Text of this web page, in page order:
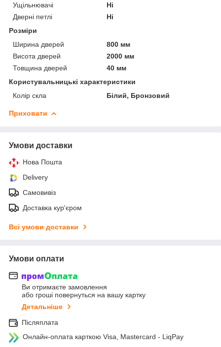
Ущільнювачі
Ні
Дверні петлі
Ні
Розміри
Ширина дверей
800 мм
Висота дверей
2000 мм
Товщина дверей
40 мм
Користувальницькі характеристики
Колір скла
Білий, Бронзовий
Приховати
Умови доставки
Нова Пошта
Delivery
Самовивіз
Доставка кур'єром
Всі умови доставки
Умови оплати
Ви отримаєте замовлення
або гроші повернуться на вашу картку
Детальніше
Післяплата
Онлайн-оплата карткою Visa, Mastercard - LiqPay